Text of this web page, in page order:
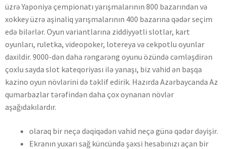
üzrə Yaponiya çempionatı yarışmalarının 800 bazarından və
xokkey üzrə aşinaliq yarışmalarının 400 bazarına qədər seçim
edə bilərlər. Oyun variantlarına ziddiyyətli slotlar, kart
oyunları, ruletka, videopoker, lotereya və cekpotlu oyunlar
daxildir. 9000-dən daha rəngarəng oyunu özündə cəmləşdirən
çoxlu sayda slot kateqoriyası ilə yanaşı, biz vahid ən başqa
kazino oyun növlərini də təklif edirik. Hazırda Azərbaycanda Az
qumarbazlar tərəfindən daha çox oynanan növlər
aşağıdakılardır.
olaraq bir neçə dəqiqədən vahid neçə günə qədər dəyişir.
Ekranın yuxarı sağ küncündə şəxsi hesabınızı açan bir